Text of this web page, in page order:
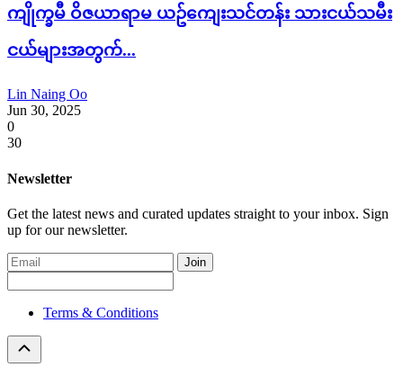
ကျိုက္ခမီ ဝိဇယာရာမ ယဥ်ကျေးသင်တန်း သားငယ်သမီး
ငယ်များအတွက်...
Lin Naing Oo
Jun 30, 2025
0
30
Newsletter
Get the latest news and curated updates straight to your inbox. Sign
up for our newsletter.
Join
Terms & Conditions